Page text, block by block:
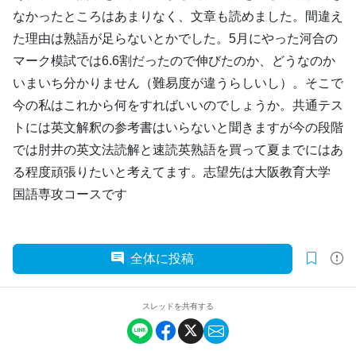
なかったところはあまりなく、文章も読めました。間違え
た理由は熟語が足らないとかでした。5月にやった河合の
マーク模試では6.6割だったので伸びたのか、どうなのか
いまいち分かりません（難易度が違うらしいし）。そこで
今の私はこれから何をすればいいのでしょうか。共通テス
トには英文解釈の参考書はいらないと聞きますが今の段階
では肘井の英文法読解と速読英熟語を買って夏までにはあ
る程度頑張りたいと考えてます。志望先は大阪教育大学
国語専攻コースです
全体に投稿
スレッドを共有する